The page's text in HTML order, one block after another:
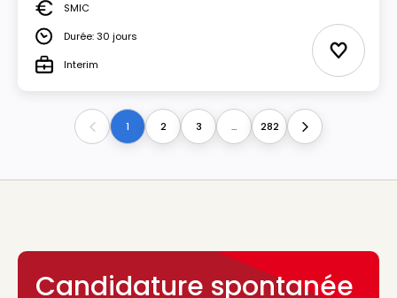
Salaire
SMIC
DuréeDurée: 30 jours
TypeInterim Ajouter
Previous1 2 3 ... 282 Next
Candidature spontanée